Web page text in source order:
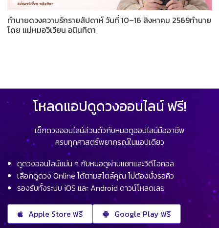
ทำนายดวงความรักรายสัปดาห์ วันที่ 10–16 สิงหาคม 2569ทำนาย
โดย แม่หมอวิเวียน อนินทิตา
โหลดแอปดูดวงออนไลน์ ฟรี!
เช็กดวงออนไลน์ส่วนตัวกับหมอดูออนไลน์มืออาชีพ
ครบทุกศาสตร์พยากรณ์ในแอปเดียว
ดูดวงออนไลน์แม่น ๆ กับหมอดูผ่านแชทและวิดีโอคอล
เลือกดูดวง Online ได้ตามสไตล์คุณ ไม่ต้องนั่งรอคิว
รองรับทั้งระบบ iOS และ Android ดาวน์โหลดเลย
Apple Store ฟรี Google Play ฟรี